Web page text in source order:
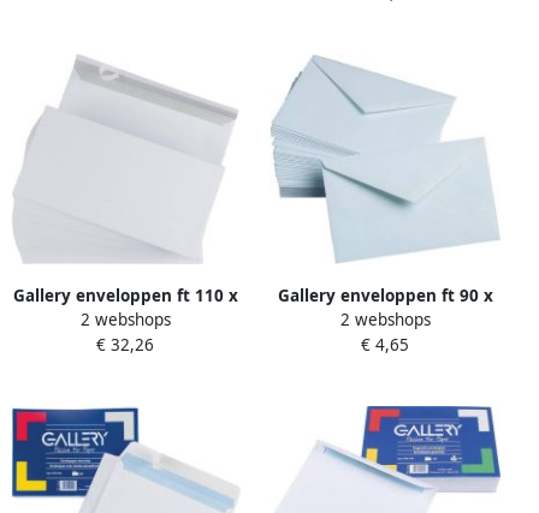
Gallery enveloppen ft 110 x
220 mm stripsluiting
binnenzijde grijs doos van
2 webshops
€ 32,26
Gallery enveloppen ft 90 x
140 mm gegomd pak van 50
stuks
2 webshops
€ 4,65